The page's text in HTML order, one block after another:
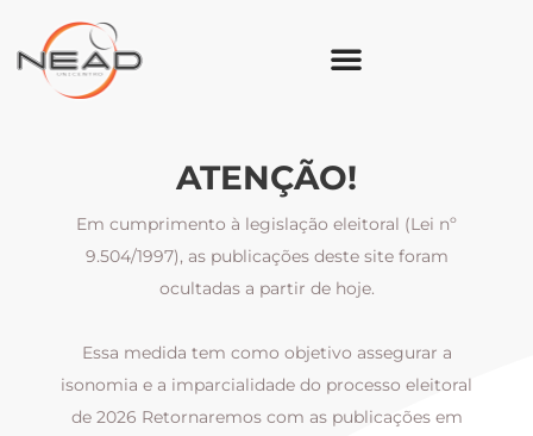
ATENÇÃO!
Em cumprimento à legislação eleitoral (Lei nº
9.504/1997), as publicações deste site foram
ocultadas a partir de hoje.
Essa medida tem como objetivo assegurar a
isonomia e a imparcialidade do processo eleitoral
de 2026 Retornaremos com as publicações em